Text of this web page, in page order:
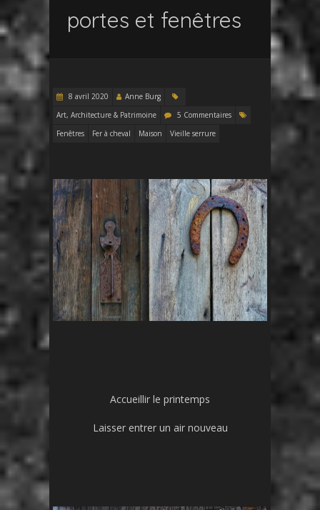
portes et fenêtres
8 avril 2020
Anne Burg
Art, Architecture & Patrimoine
5 Commentaires
Fenêtres
Fer à cheval Maison Vieille serrure
Accueillir le printemps
Laisser entrer un air nouveau